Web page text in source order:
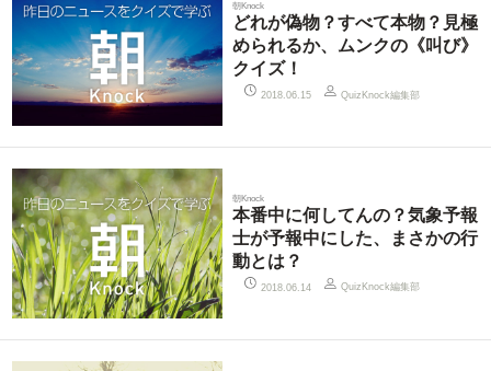
朝Knock
どれが偽物？すべて本物？見極
められるか、ムンクの《叫び》
クイズ！
2018.06.15 QuizKnock編集部
朝Knock
本番中に何してんの？気象予報
士が予報中にした、まさかの行
動とは？
2018.06.14 QuizKnock編集部